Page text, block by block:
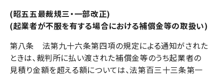
(昭五五最裁規三・一部改正)
(起業者が不服を有する場合における補償金等の取扱い)
第八条 法第九十六条第四項の規定による通知がされた
ときは、裁判所に払い渡された補償金等のうち起業者の
見積り金額を超える額については、法第百三十三条第一